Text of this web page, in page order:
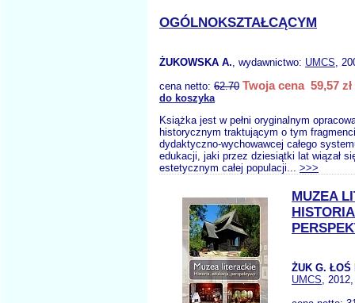
OGÓLNOKSZTAŁCĄCYM
ŻUKOWSKA A., wydawnictwo: UMCS,
cena netto: 62.70 Twoja cena 59,57 zł
do koszyka
Książka jest w pełni oryginalnym
historycznym traktującym o tym
dydaktyczno-wychowawcej całego
edukacji, jaki przez dziesiątki lat wiązał
estetycznym całej populacji... >>>
MUZEA
ŻUK G. ŁOŚ
UMCS,